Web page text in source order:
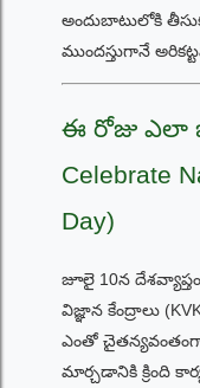
అందుబాటులోకి
ముందస్తుగానే
ఈ రోజు ఎలా
Celebrate
Day)
జూలై 10న
విజ్ఞాన కేంద్రాలు
ఎంతో చైతన్యవంతంగా
మార్చడానికి క్రింది